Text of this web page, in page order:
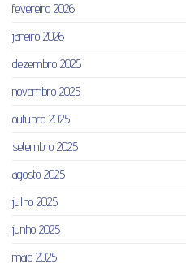
fevereiro 2026
janeiro 2026
dezembro 2025
novembro 2025
outubro 2025
setembro 2025
agosto 2025
julho 2025
junho 2025
maio 2025